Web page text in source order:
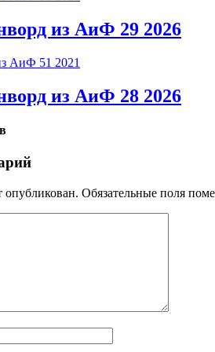
из АиФ 29 2026
из АиФ 28 2026
опубликован. Обязательные поля